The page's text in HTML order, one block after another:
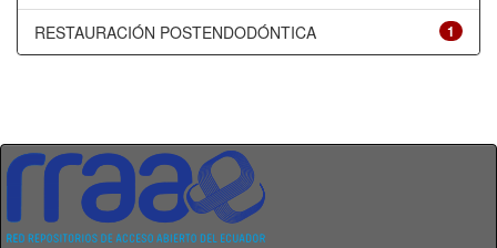
1
RESTAURACIÓN POSTENDODÓNTICA